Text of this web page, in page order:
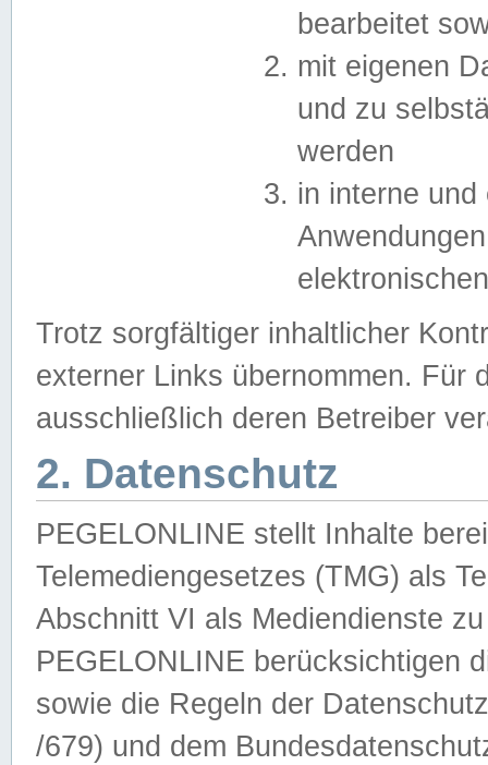
bearbeitet
mit eigenen
und zu
werden
in interne
Trotz sorgfältiger inhaltlicher
externer Links übernommen. Für
ausschließlich deren Betreiber
2. Datenschutz
PEGELONLINE stellt Inhalte
Telemediengesetzes (TMG) als
Abschnitt VI als Mediendienste
PEGELONLINE berücksichtigen
sowie die Regeln der
/679) und dem